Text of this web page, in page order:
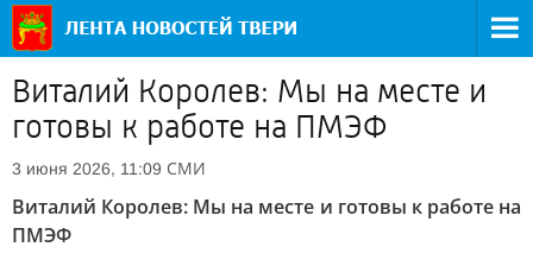
Виталий Королев: Мы на месте и
готовы к работе на ПМЭФ
3 июня 2026, 11:09 СМИ
Виталий Королев: Мы на месте и готовы к работе на
ПМЭФ